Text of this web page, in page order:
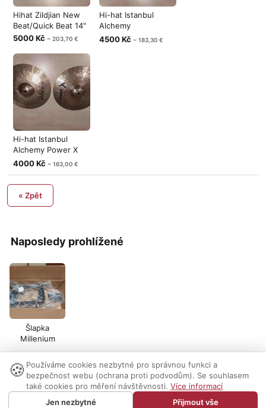
Naposledy prohlížené
Šlapka
Millenium
Hihat Zildjian New
Beat/Quick Beat 14"
5000 Kč ~ 203,70 €
Hi-hat Istanbul
Alchemy
Professional 13"
4500 Kč ~ 183,30 €
Hi-hat Istanbul
Alchemy Power X
13"
4000 Kč ~ 163,00 €
« Zpět
Nastavení cookies | Vzhled:světlý tmavý | Kontakt
© 1999-2026 AUDIO PARTNER s.r.o.
🍪 Používáme cookies nezbytné pro správnou funkci a
bezpečnost webu (ochrana proti podvodům). Se souhlasem
také cookies pro měření návštěvnosti. Více informací
Jen nezbytné
Přijmout vše